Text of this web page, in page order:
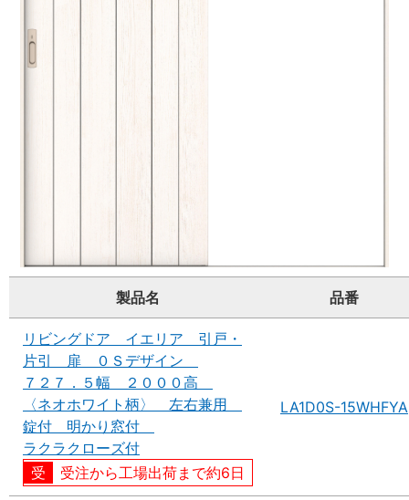
製品名 品番
リビングドア イエリア 引戸・
片引 扉 ０Ｓデザイン
７２７．５幅 ２０００高
〈ネオホワイト柄〉 左右兼用
錠付 明かり窓付
ラクラクローズ付
受注から工場出荷まで約6日
LA1D0S-15WHFYA